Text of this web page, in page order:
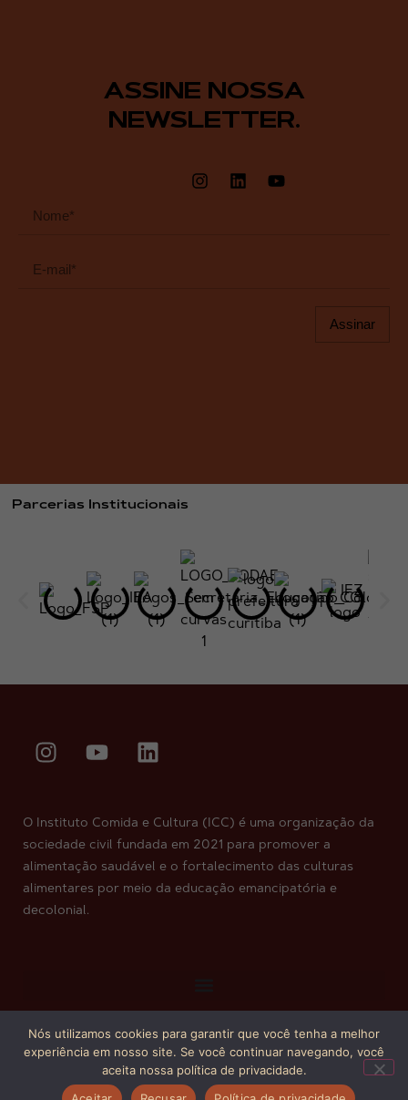
ASSINE NOSSA
NEWSLETTER.
Assinar
Parcerias Institucionais
O Instituto Comida e Cultura (ICC) é uma organização da
sociedade civil fundada em 2021 para promover a
alimentação saudável e o fortalecimento das culturas
alimentares por meio da educação emancipatória e
decolonial.
Copyright © 2026. Todos os direitos reservados.
Nós utilizamos cookies para garantir que você tenha a melhor
experiência em nosso site. Se você continuar navegando, você
aceita nossa política de privacidade.